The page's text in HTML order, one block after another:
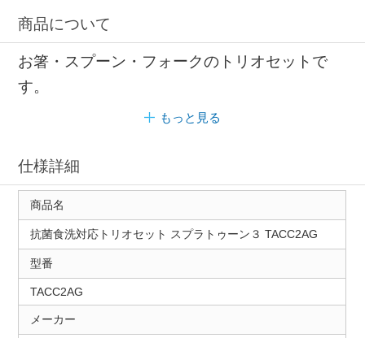
商品について
お箸・スプーン・フォークのトリオセットで
す。
もっと見る
仕様詳細
商品名
抗菌食洗対応トリオセット スプラトゥーン３ TACC2AG
型番
TACC2AG
メーカー